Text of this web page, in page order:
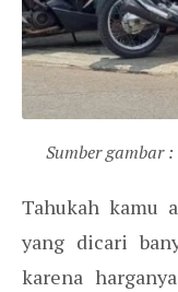
Sumber gambar
Tahukah kamu
yang dicari
karena